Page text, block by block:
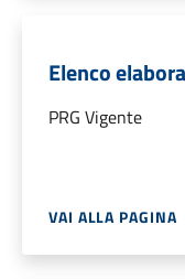
Elenco
PRG Vigente
VAI ALLA PAGINA